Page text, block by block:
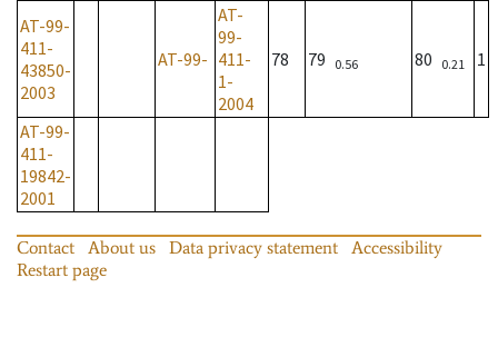
AT-99-
411-
43850-
2003
AT-99-
AT-
99-
411-
1-
2004
78 79 0.56 80 0.21 1
AT-99-
411-
19842-
2001
Contact About us Data privacy statement
Accessibility
Restart page